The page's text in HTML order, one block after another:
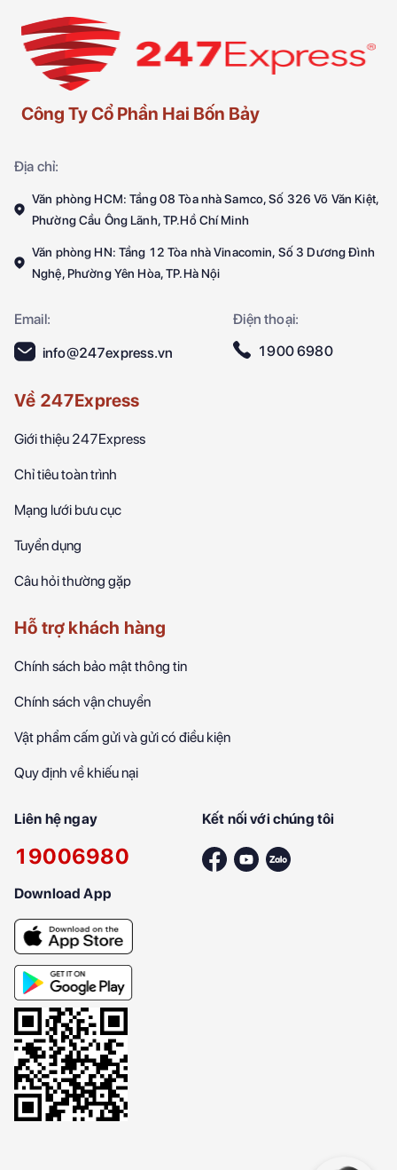
Công Ty Cổ Phần Hai Bốn Bảy
Địa chỉ:
Văn phòng HCM: Tầng 08 Tòa nhà Samco, Số 326 Võ Văn Kiệt,
Phường Cầu Ông Lãnh, TP.Hồ Chí Minh
Văn phòng HN: Tầng 12 Tòa nhà Vinacomin, Số 3 Dương Đình
Nghệ, Phường Yên Hòa, TP.Hà Nội
Email:
Điện thoại:
info@247express.vn
1900 6980
Về 247Express
Giới thiệu 247Express
Chỉ tiêu toàn trình
Mạng lưới bưu cục
Tuyển dụng
Câu hỏi thường gặp
Hỗ trợ khách hàng
Chính sách bảo mật thông tin
Chính sách vận chuyển
Vật phẩm cấm gửi và gửi có điều kiện
Quy định về khiếu nại
Liên hệ ngay
19006980
Kết nối với chúng tôi
Download App